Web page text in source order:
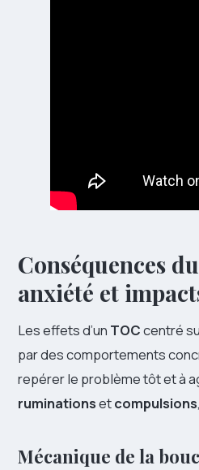
Conséquences
anxiété et
Les effets d’un TOCcentré
par des comportements
repérer le problème tôt et à
ruminationsetcompulsions
Mécanique de la